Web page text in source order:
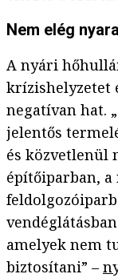
Nem elég
A nyári
krízishelyzetet
negatívan hat.
jelentős
és közvetlenül
építőiparban, a
amelyek nem
biztosítani” –